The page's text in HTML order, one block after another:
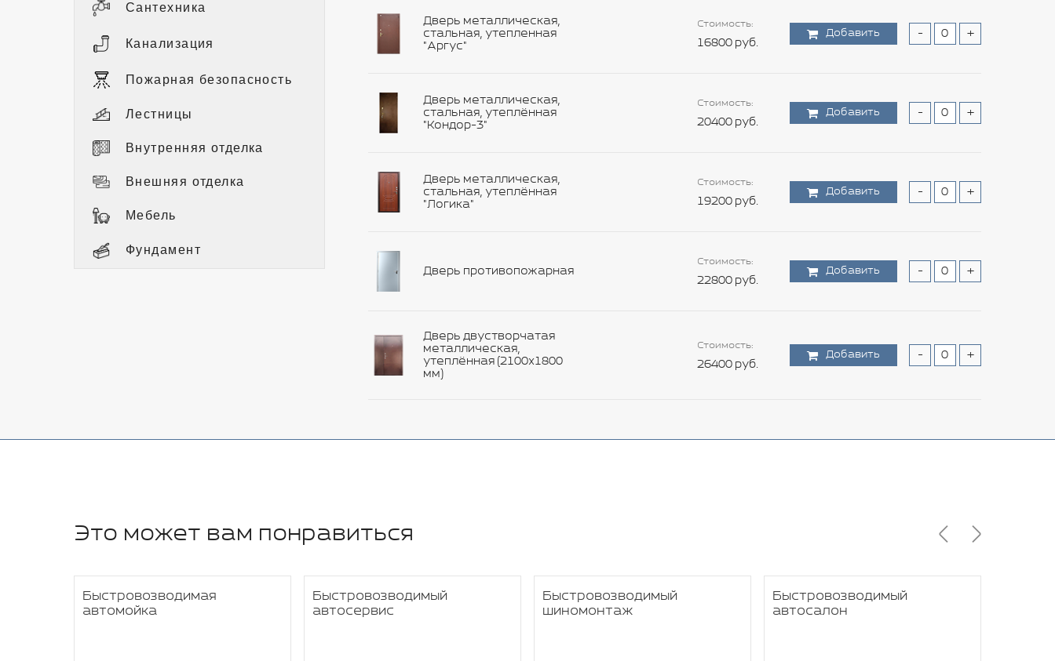
Сантехника
Канализация
Пожарная безопасность
Лестницы
Внутренняя отделка
Внешняя отделка
Мебель
Фундамент
Дверь металлическая,
стальная, утепленная
"Аргус"
Стоимость:
16800 руб.
Добавить - +
Дверь металлическая,
стальная, утеплённая
"Кондор-3"
Стоимость:
20400 руб.
Добавить - +
Дверь металлическая,
стальная, утеплённая
"Логика"
Стоимость:
19200 руб.
Добавить - +
Дверь противопожарная
Стоимость:
22800 руб.
Добавить - +
Дверь двустворчатая
металлическая,
утеплённая (2100х1800
мм)
Стоимость:
26400 руб.
Добавить - +
Это может вам понравиться
Быстровозводимая
автомойка
Быстровозводимый
автосервис
Быстровозводимый
шиномонтаж
Быстровозводимый
автосалон